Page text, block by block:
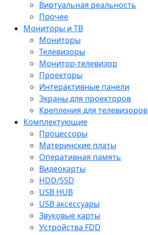
Виртуальная реальность
Прочее
Мониторы и ТВ
Мониторы
Телевизоры
Монитор-телевизор
Проекторы
Интерактивные панели
Экраны для проекторов
Крепления для телевизоров
Комплектующие
Процессоры
Материнские платы
Оперативная память
Видеокарты
HDD/SSD
USB HUB
USB аксессуары
Звуковые карты
Устройства FDD